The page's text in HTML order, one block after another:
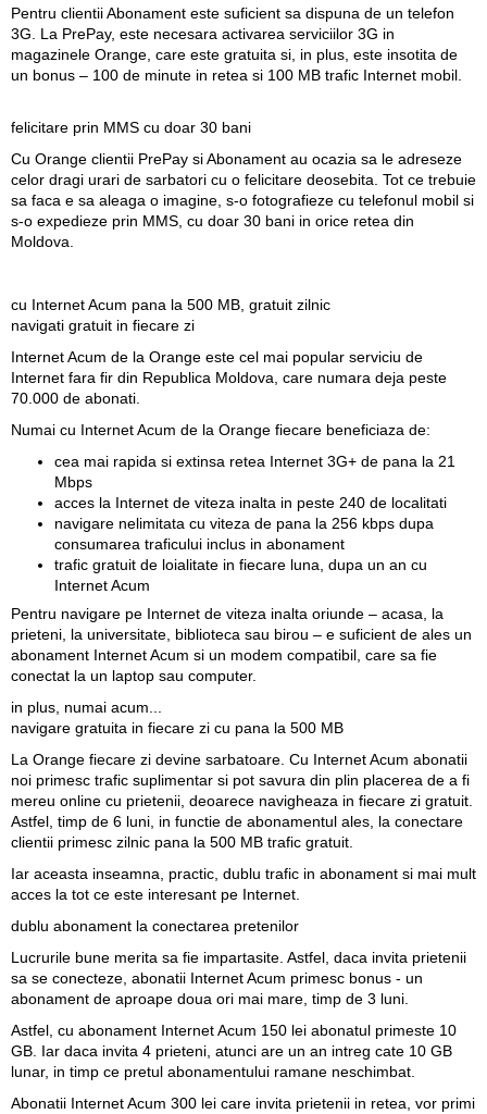
Pentru clientii Abonament este suficient sa dispuna de un telefon
3G. La PrePay, este necesara activarea serviciilor 3G in
magazinele Orange, care este gratuita si, in plus, este insotita de
un bonus – 100 de minute in retea si 100 MB trafic Internet mobil.
felicitare prin MMS cu doar 30 bani
Cu Orange clientii PrePay si Abonament au ocazia sa le adreseze
celor dragi urari de sarbatori cu o felicitare deosebita. Tot ce trebuie
sa faca e sa aleaga o imagine, s-o fotografieze cu telefonul mobil si
s-o expedieze prin MMS, cu doar 30 bani in orice retea din
Moldova.
cu Internet Acum pana la 500 MB, gratuit zilnic
navigati gratuit in fiecare zi
Internet Acum de la Orange este cel mai popular serviciu de
Internet fara fir din Republica Moldova, care numara deja peste
70.000 de abonati.
Numai cu Internet Acum de la Orange fiecare beneficiaza de:
cea mai rapida si extinsa retea Internet 3G+ de pana la 21
Mbps
acces la Internet de viteza inalta in peste 240 de localitati
navigare nelimitata cu viteza de pana la 256 kbps dupa
consumarea traficului inclus in abonament
trafic gratuit de loialitate in fiecare luna, dupa un an cu
Internet Acum
Pentru navigare pe Internet de viteza inalta oriunde – acasa, la
prieteni, la universitate, biblioteca sau birou – e suficient de ales un
abonament Internet Acum si un modem compatibil, care sa fie
conectat la un laptop sau computer.
in plus, numai acum...
navigare gratuita in fiecare zi cu pana la 500 MB
La Orange fiecare zi devine sarbatoare. Cu Internet Acum abonatii
noi primesc trafic suplimentar si pot savura din plin placerea de a fi
mereu online cu prietenii, deoarece navigheaza in fiecare zi gratuit.
Astfel, timp de 6 luni, in functie de abonamentul ales, la conectare
clientii primesc zilnic pana la 500 MB trafic gratuit.
Iar aceasta inseamna, practic, dublu trafic in abonament si mai mult
acces la tot ce este interesant pe Internet.
dublu abonament la conectarea pretenilor
Lucrurile bune merita sa fie impartasite. Astfel, daca invita prietenii
sa se conecteze, abonatii Internet Acum primesc bonus - un
abonament de aproape doua ori mai mare, timp de 3 luni.
Astfel, cu abonament Internet Acum 150 lei abonatul primeste 10
GB. Iar daca invita 4 prieteni, atunci are un an intreg cate 10 GB
lunar, in timp ce pretul abonamentului ramane neschimbat.
Abonatii Internet Acum 300 lei care invita prietenii in retea, vor primi